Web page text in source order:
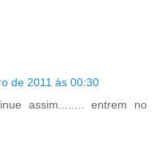
de 2011 às 00:30
assim........ entrem no